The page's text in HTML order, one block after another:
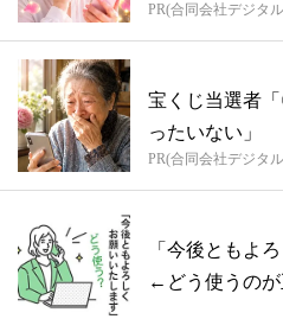
PR(合同会社デジタ
宝くじ当選者
ったいない」
PR(合同会社デジタ
「今後ともよ
←どう使うのが